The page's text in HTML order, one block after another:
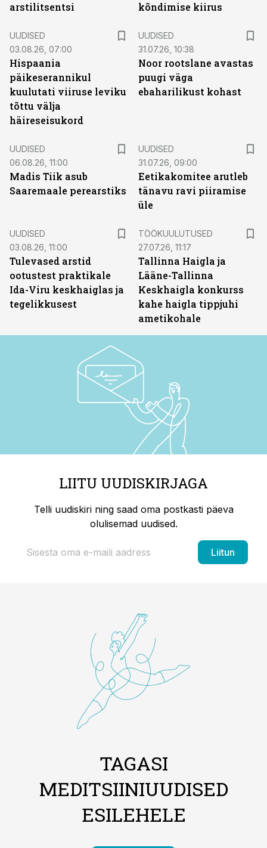
arstilitsentsi
kõndimise kiirus
UUDISED
03.08.26, 07:00
Hispaania
päikeserannikul
kuulutati viiruse leviku
tõttu välja
häireseisukord
UUDISED
31.07.26, 10:38
Noor rootslane avastas
puugi väga
ebaharilikust kohast
UUDISED
06.08.26, 11:00
Madis Tiik asub
Saaremaale perearstiks
UUDISED
31.07.26, 09:00
Eetikakomitee arutleb
tänavu ravi piiramise
üle
UUDISED
03.08.26, 11:00
Tulevased arstid
ootustest praktikale
Ida-Viru keskhaiglas ja
tegelikkusest
TÖÖKUULUTUSED
27.07.26, 11:17
Tallinna Haigla ja
Lääne-Tallinna
Keskhaigla konkurss
kahe haigla tippjuhi
ametikohale
LIITU UUDISKIRJAGA
Telli uudiskiri ning saad oma postkasti päeva
olulisemad uudised.
Liitun
TAGASI
MEDITSIINIUUDISED
ESILEHELE